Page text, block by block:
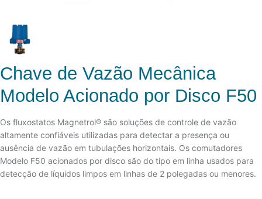
Chave de Vazão Mecânica
Modelo Acionado por Disco F50
Os fluxostatos Magnetrol® são soluções de controle de vazão
altamente confiáveis utilizadas para detectar a presença ou
ausência de vazão em tubulações horizontais. Os comutadores
Modelo F50 acionados por disco são do tipo em linha usados para
detecção de líquidos limpos em linhas de 2 polegadas ou menores.